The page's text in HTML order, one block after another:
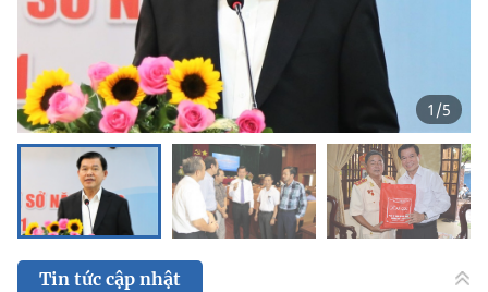
1 /5
Tin tức cập nhật